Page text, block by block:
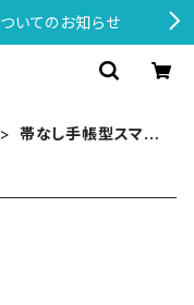
いてのお知らせ
帯なし手帳型スマホ